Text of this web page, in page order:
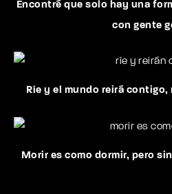
Encontré que solo hay una
con gente
Ríe y el mundo reirá
Morir es como dormir, pero